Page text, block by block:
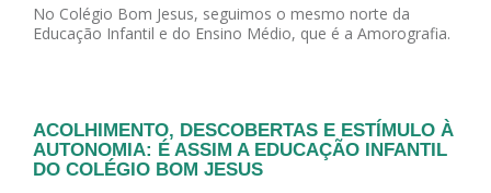
No Colégio Bom Jesus, seguimos o mesmo norte da
Educação Infantil e do Ensino Médio, que é a Amorografia.
ACOLHIMENTO, DESCOBERTAS E ESTÍMULO À
AUTONOMIA: É ASSIM A EDUCAÇÃO INFANTIL
DO COLÉGIO BOM JESUS